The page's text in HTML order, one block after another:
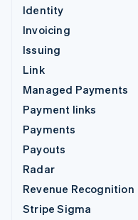
Identity
Invoicing
Issuing
Link
Managed Payments
Payment links
Payments
Payouts
Radar
Revenue Recognition
Stripe Sigma